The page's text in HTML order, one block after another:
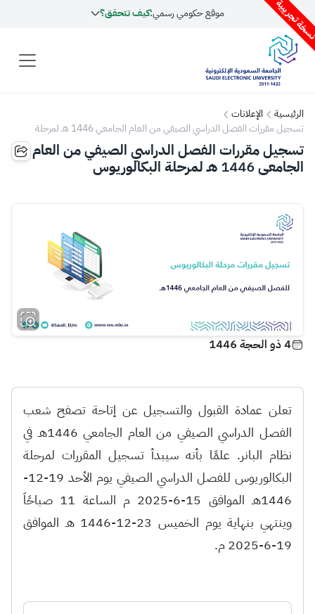
تجريبية موقع حكومي رسمي:كيف تتحقق؟
الرئيسية
الإعلانات
تسجيل مقررات الفصل الدراسي الصيفي من العام الجامعي 1446 هـ لمرحلة
البكالوريوس
تسجيل مقررات الفصل الدراسي الصيفي من العام
الجامعي 1446 هـ لمرحلة البكالوريوس
4 ذو الحجة 1446
تعلن عمادة القبول والتسجيل عن إتاحة تصفح شعب
الفصل الدراسي الصيفي من العام الجامعي 1446هـ في
نظام البانر. علمًا بأنه سيبدأ تسجيل المقررات لمرحلة
البكالوريوس للفصل الدراسي الصيفي يوم الأحد 19-12-
1446هـ الموافق 15-6-2025 م الساعة 11 صباحًاَ
وينتهي بنهاية يوم الخميس 23-12-1446 هـ الموافق
19-6-2025 م.